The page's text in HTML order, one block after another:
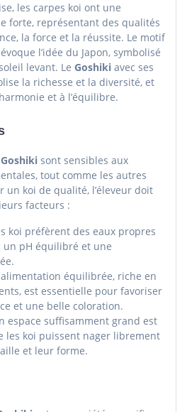
les carpes koi ont une
forte, représentant des qualités
la force et la réussite. Le motif
l’idée du Japon, symbolisé
levant. Le Goshiki avec ses
la richesse et la diversité, et
et à l’équilibre.
sont sensibles aux
tout comme les autres
un koi de qualité, l’éleveur doit
facteurs :
koi préfèrent des eaux propres
un pH équilibré et une
alimentation équilibrée, riche en
est essentielle pour favoriser
et une belle coloration.
espace suffisamment grand est
les koi puissent nager librement
et leur forme.